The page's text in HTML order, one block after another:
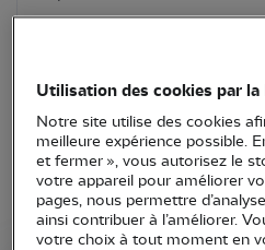
Utilisation des cookies par la
Notre site utilise des cookies
meilleure expérience possible.
et fermer », vous autorisez le
votre appareil pour améliorer
pages, nous permettre
ainsi contribuer à l’améliorer.
votre choix à tout moment en